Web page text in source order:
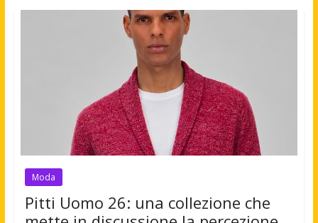
Moda
Pitti Uomo 26: una collezione che